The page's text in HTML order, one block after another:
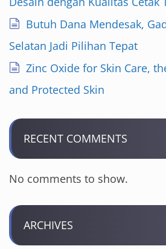
Butuh Dana Mendesak,
Selatan Jadi Pilihan Tepat
Zinc Oxide for Skin Care,
and Protected Skin
RECENT COMMENTS
No comments to show.
ARCHIVES